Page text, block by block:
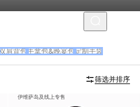
双肩背包 手拿包&晚宴包 定制手袋
筛选并排序
伊维萨岛及线上专售